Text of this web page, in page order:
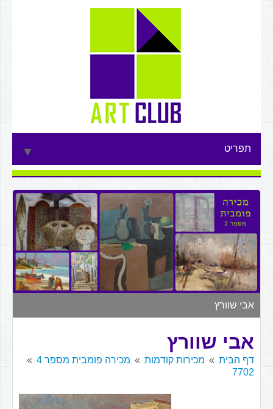
תפריט ▼
▼
▼
▼
▼
אבי שוורץ
אבי שוורץ
דף הבית מכירות קודמות
מכירה פומבית מספר 4
7702